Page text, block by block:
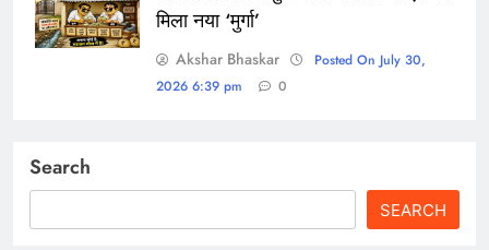
मिला नया ‘मुर्गा’
Akshar Bhaskar
Posted On July 30,
2026 6:39 pm
0
Search
SEARCH